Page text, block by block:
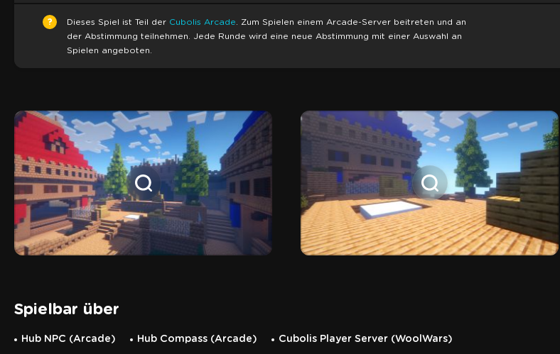
? Dieses Spiel ist Teil der Cubolis Arcade . Zum Spielen einem Arcade-Server beitreten und an
der Abstimmung teilnehmen. Jede Runde wird eine neue Abstimmung mit einer Auswahl an
Spielen angeboten.
Spielbar über
Hub NPC (Arcade) Hub Compass (Arcade) Cubolis Player Server (WoolWars)